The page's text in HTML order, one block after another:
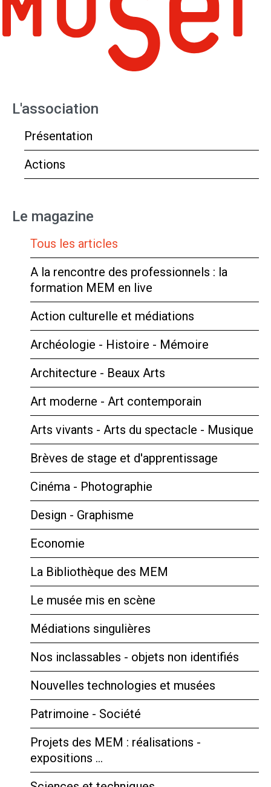
L'association
Présentation
Actions
Le magazine
Tous les articles
A la rencontre des professionnels : la
formation MEM en live
Action culturelle et médiations
Archéologie - Histoire - Mémoire
Architecture - Beaux Arts
Art moderne - Art contemporain
Arts vivants - Arts du spectacle - Musique
Brèves de stage et d'apprentissage
Cinéma - Photographie
Design - Graphisme
Economie
La Bibliothèque des MEM
Le musée mis en scène
Médiations singulières
Nos inclassables - objets non identifiés
Nouvelles technologies et musées
Patrimoine - Société
Projets des MEM : réalisations -
expositions …